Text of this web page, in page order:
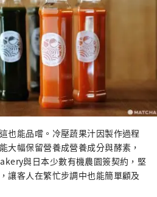
也能品嚐。冷壓蔬果汁因製作過程
大幅保留營養成營養成分與酵素，
與日本少數有機農園簽契約，堅
讓客人在繁忙步調中也能簡單顧及